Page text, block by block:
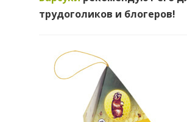
трудоголиков и блогеров!